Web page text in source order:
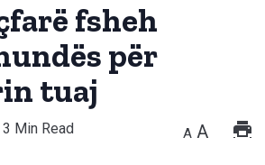
fsheh
për
tuaj
3 Min Read A A